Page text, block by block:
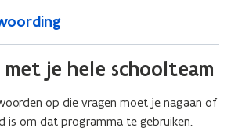
met je hele schoolteam
op die vragen moet je nagaan of
is om dat programma te gebruiken.